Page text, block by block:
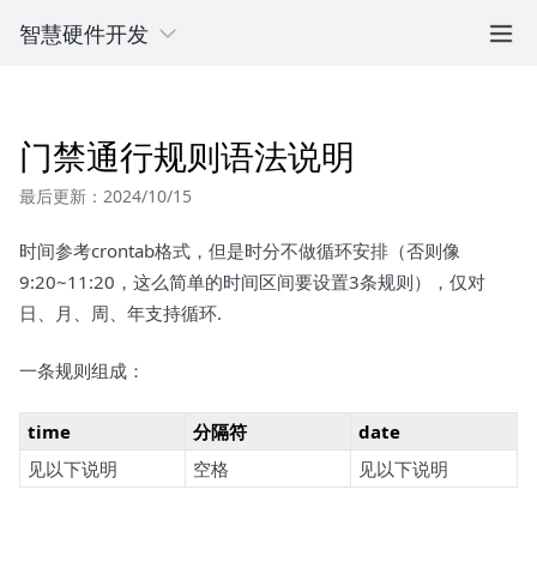
智慧硬件开发
门禁通行规则语法说明
最后更新：2024/10/15
时间参考crontab格式，但是时分不做循环安排（否则像
9:20~11:20，这么简单的时间区间要设置3条规则），仅对
日、月、周、年支持循环.
一条规则组成：
time 分隔符
date
见以下说明
空格 见以下说明